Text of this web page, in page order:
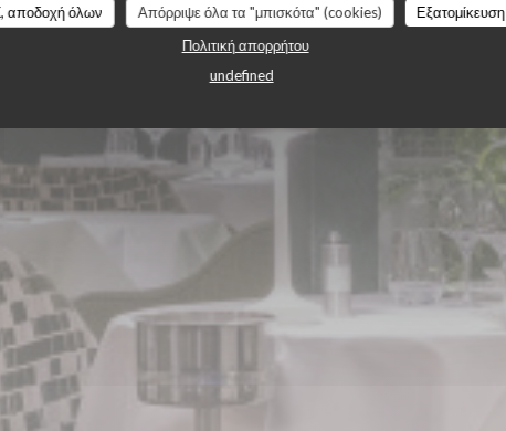
αποδοχή όλων Απόρριψε όλα τα "μπισκότα" (cookies)
Εξατομίκευση
Πολιτική απορρήτου
undefined